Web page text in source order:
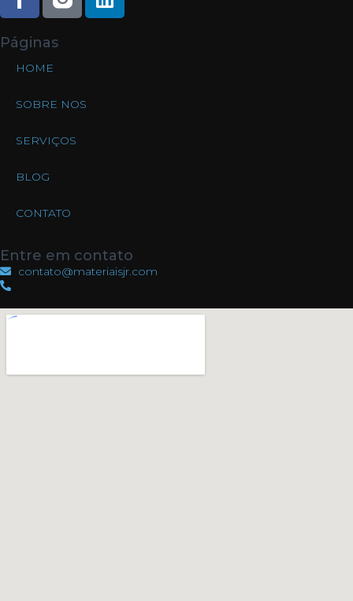
Páginas
HOME
SOBRE NOS
SERVIÇOS
BLOG
CONTATO
Entre em contato
contato@materiaisjr.com